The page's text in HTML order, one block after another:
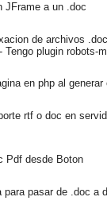
JFrame a un .doc
de archivos
Tengo plugin robots-
en php al generar
rtf o doc en
Pdf desde Boton
para pasar de .doc a